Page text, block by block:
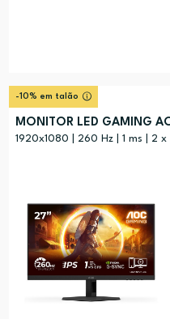
-10% em talão
MONITOR LED GAMING
1920x1080 | 260 Hz | 1 ms | 2 x